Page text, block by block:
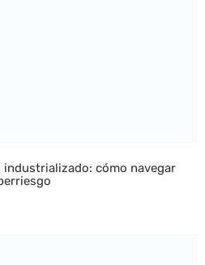
industrializado: cómo navegar